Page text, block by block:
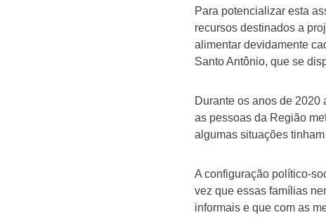
Para potencializar esta
recursos destinados a
alimentar devidamente
Santo Antônio, que se
Durante os anos de 2020
as pessoas da Região
algumas situações
A configuração político-
vez que essas famílias
informais e que com as